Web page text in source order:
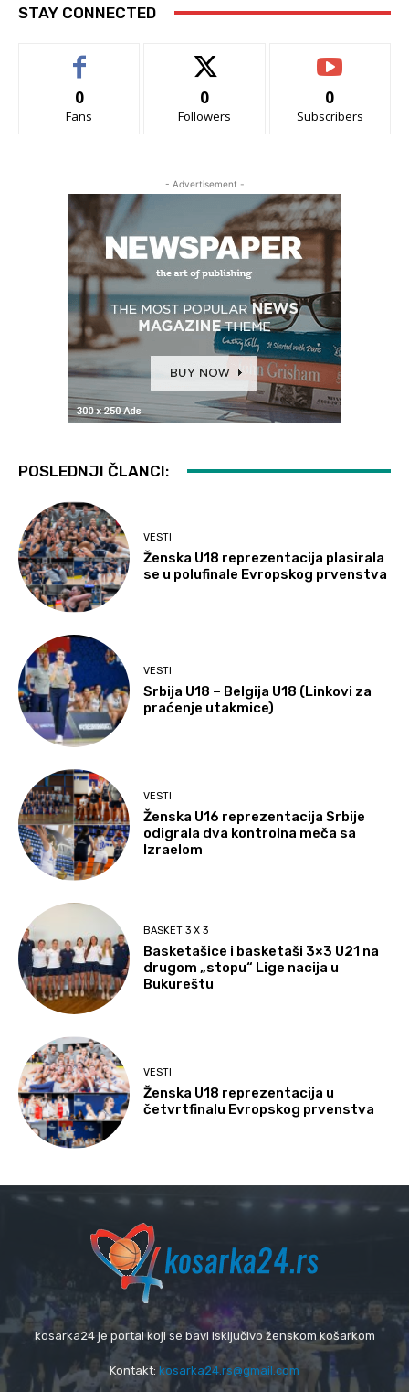
STAY CONNECTED
0
Fans
0
Followers
0
Subscribers
- Advertisement -
POSLEDNJI ČLANCI:
VESTI
Ženska U18 reprezentacija plasirala
se u polufinale Evropskog prvenstva
VESTI
Srbija U18 – Belgija U18 (Linkovi za
praćenje utakmice)
VESTI
Ženska U16 reprezentacija Srbije
odigrala dva kontrolna meča sa
Izraelom
BASKET 3 X 3
Basketašice i basketaši 3×3 U21 na
drugom „stopu“ Lige nacija u
Bukureštu
VESTI
Ženska U18 reprezentacija u
četvrtfinalu Evropskog prvenstva
kosarka24 je portal koji se bavi isključivo ženskom košarkom
Kontakt: kosarka24.rs@gmail.com